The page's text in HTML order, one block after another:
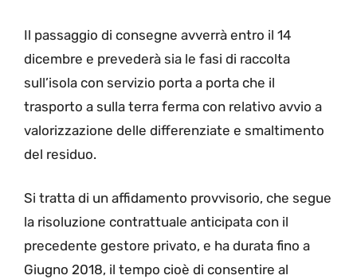
Il passaggio di consegne avverrà entro il 14
dicembre e prevederà sia le fasi di raccolta
sull’isola con servizio porta a porta che il
trasporto a sulla terra ferma con relativo avvio a
valorizzazione delle differenziate e smaltimento
del residuo.
Si tratta di un affidamento provvisorio, che segue
la risoluzione contrattuale anticipata con il
precedente gestore privato, e ha durata fino a
Giugno 2018, il tempo cioè di consentire al